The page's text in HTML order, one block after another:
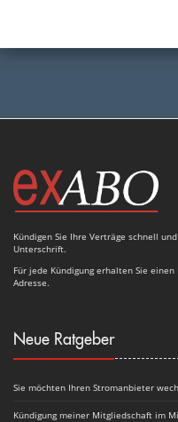
Kündigen Sie Ihre Verträge schnell
Unterschrift.
Für jede Kündigung erhalten Sie
Adresse.
Neue Ratgeber
Sie möchten Ihren Stromanbieter
Kündigung meiner Mitgliedschaft im